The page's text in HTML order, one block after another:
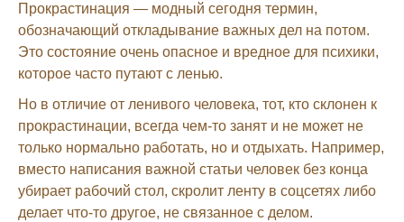
Прокрастинация — модный сегодня термин,
обозначающий откладывание важных дел на потом.
Это состояние очень опасное и вредное для психики,
которое часто путают с ленью.
Но в отличие от ленивого человека, тот, кто склонен к
прокрастинации, всегда чем-то занят и не может не
только нормально работать, но и отдыхать. Например,
вместо написания важной статьи человек без конца
убирает рабочий стол, скролит ленту в соцсетях либо
делает что-то другое, не связанное с делом.